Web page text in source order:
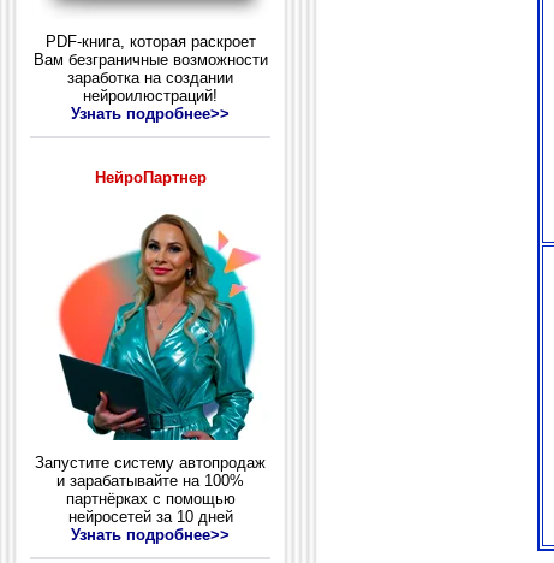
PDF-книга, которая раскроет
Вам безграничные возможности
заработка на создании
нейроилюстраций!
Узнать подробнее>>
НейроПартнер
Запустите систему автопродаж
и зарабатывайте на 100%
партнёрках с помощью
нейросетей за 10 дней
Узнать подробнее>>